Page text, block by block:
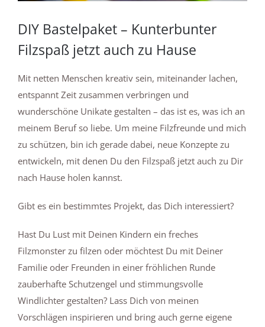
DIY Bastelpaket – Kunterbunter
Filzspaß jetzt auch zu Hause
Mit netten Menschen kreativ sein, miteinander lachen,
entspannt Zeit zusammen verbringen und
wunderschöne Unikate gestalten – das ist es, was ich an
meinem Beruf so liebe. Um meine Filzfreunde und mich
zu schützen, bin ich gerade dabei, neue Konzepte zu
entwickeln, mit denen Du den Filzspaß jetzt auch zu Dir
nach Hause holen kannst.
Gibt es ein bestimmtes Projekt, das Dich interessiert?
Hast Du Lust mit Deinen Kindern ein freches
Filzmonster zu filzen oder möchtest Du mit Deiner
Familie oder Freunden in einer fröhlichen Runde
zauberhafte Schutzengel und stimmungsvolle
Windlichter gestalten? Lass Dich von meinen
Vorschlägen inspirieren und bring auch gerne eigene